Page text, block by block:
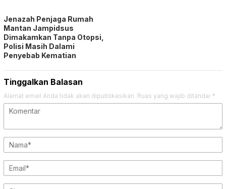
Jenazah Penjaga Rumah
Mantan Jampidsus
Dimakamkan Tanpa Otopsi,
Polisi Masih Dalami
Penyebab Kematian
Tinggalkan Balasan
Alamat email Anda tidak akan dipublikasikan. Ruas yang wajib ditandai *